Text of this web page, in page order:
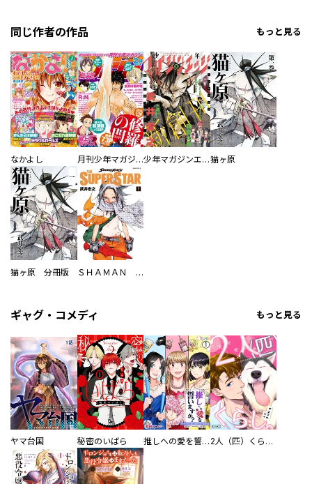
同じ作者の作品 もっと見る
なかよし 月刊少年マガジン 少年マガジンエッジ猫ヶ原
猫ヶ原 分冊版 ＳＨＡＭＡＮ ＫＩＮＧ ＴＨＥ ＳＵＰＥＲ ＳＴＡＲ
ギャグ・コメディ もっと見る
ヤマ台国 秘密のいばら 推しへの愛を誓いますか？～アラサー女子、推しは逃げぬが人生逃げる～ 2人（匹）くらし。